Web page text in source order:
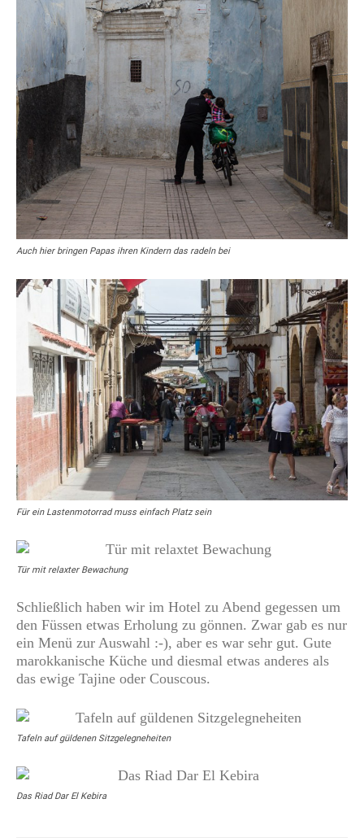
Auch hier bringen Papas ihren Kindern das radeln bei
Für ein Lastenmotorrad muss einfach Platz sein
Tür mit relaxter Bewachung
Schließlich haben wir im Hotel zu Abend gegessen um
den Füssen etwas Erholung zu gönnen. Zwar gab es nur
ein Menü zur Auswahl :-), aber es war sehr gut. Gute
marokkanische Küche und diesmal etwas anderes als
das ewige Tajine oder Couscous.
Tafeln auf güldenen Sitzgelegneheiten
Das Riad Dar El Kebira